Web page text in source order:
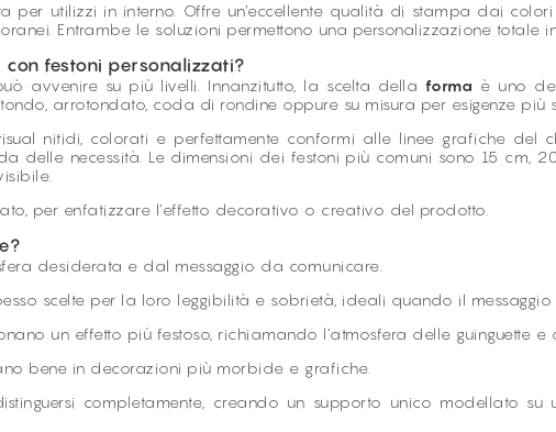
per utilizzi in interno. Offre un’eccellente qualità di stampa dai
Entrambe le soluzioni permettono una personalizzazione totale
festoni personalizzati?
avvenire su più livelli. Innanzitutto, la scelta della forma è uno
arrotondato, coda di rondine oppure su misura per esigenze più
nitidi, colorati e perfettamente conformi alle linee grafiche del
delle necessità. Le dimensioni dei festoni più comuni sono 15 cm,
per enfatizzare l’effetto decorativo o creativo del prodotto.
desiderata e dal messaggio da comunicare.
scelte per la loro leggibilità e sobrietà, ideali quando il
un effetto più festoso, richiamando l’atmosfera delle guinguette e
bene in decorazioni più morbide e grafiche.
completamente, creando un supporto unico modellato su